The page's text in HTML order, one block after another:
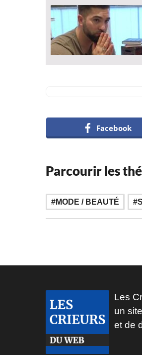
Facebook
Parcourir les
MODE / BEAUTÉ
Les
un
et de